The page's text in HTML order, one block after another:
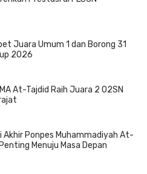
Juara Umum 1 dan Borong 31
2026
At-Tajdid Raih Juara 2 O2SN
Akhir Ponpes Muhammadiyah At-
Menuju Masa Depan